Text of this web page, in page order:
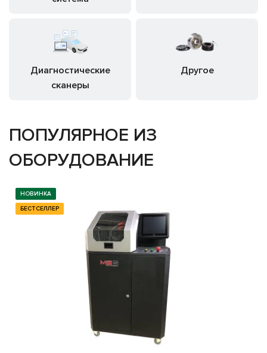
Диагностические
сканеры
Другое
ПОПУЛЯРНОЕ ИЗ
ОБОРУДОВАНИЕ
НОВИНКА
БЕСТСЕЛЛЕР